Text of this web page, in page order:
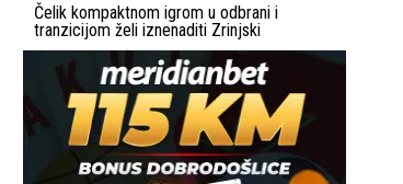
Čelik kompaktnom igrom u odbrani i
tranzicijom želi iznenaditi Zrinjski